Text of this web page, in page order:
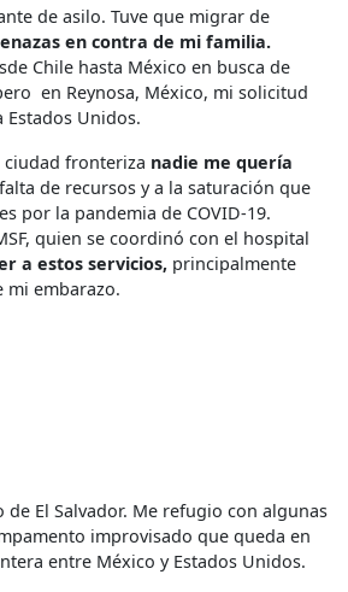
de asilo. Tuve que migrar de
en contra de mi familia.
Chile hasta México en busca de
en Reynosa, México, mi solicitud
Unidos.
ciudad fronteriza nadie me quería
de recursos y a la saturación que
por la pandemia de COVID-19.
quien se coordinó con el hospital
a estos servicios, principalmente
mi embarazo.
de El Salvador. Me refugio con algunas
improvisado que queda en
entre México y Estados Unidos.